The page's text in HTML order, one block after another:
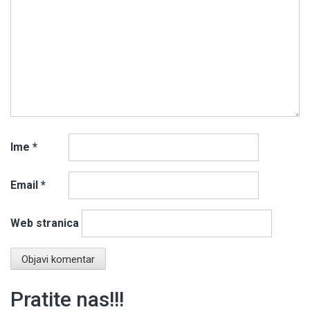
Ime *
Email *
Web stranica
Pratite nas!!!